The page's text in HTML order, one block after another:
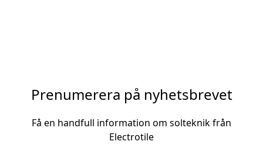
Prenumerera på nyhetsbrevet
Få en handfull information om solteknik från
Electrotile